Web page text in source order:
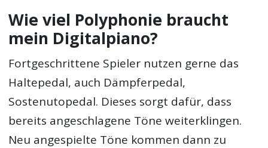
Wie viel Polyphonie braucht
mein Digitalpiano?
Fortgeschrittene Spieler nutzen gerne das
Haltepedal, auch Dämpferpedal,
Sostenutopedal. Dieses sorgt dafür, dass
bereits angeschlagene Töne weiterklingen.
Neu angespielte Töne kommen dann zu